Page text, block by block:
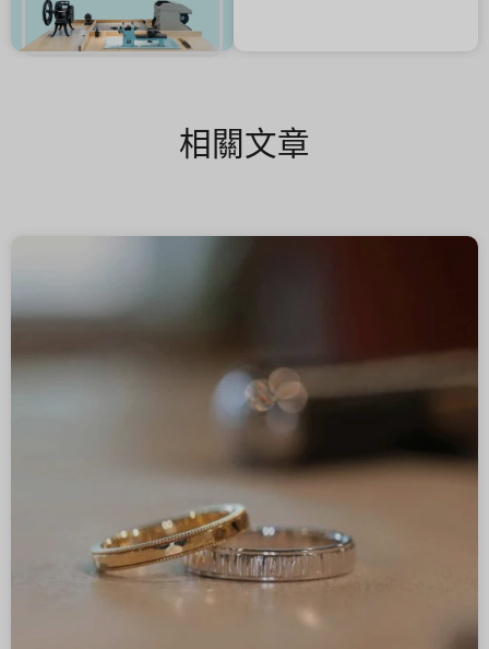
相關文章